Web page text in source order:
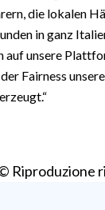
die lokalen
in ganz
auf unsere
Fairness
Riproduzione